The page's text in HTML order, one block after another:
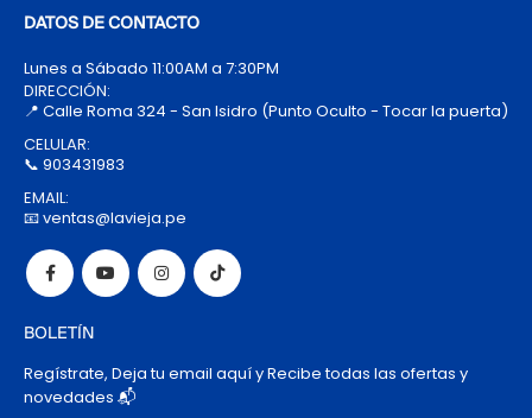
DATOS DE CONTACTO
Lunes a Sábado 11:00AM a 7:30PM
DIRECCIÓN:
📍 Calle Roma 324 - San Isidro (Punto Oculto - Tocar la puerta)
CELULAR:
📞 903431983
EMAIL:
📧 ventas@lavieja.pe
BOLETÍN
Regístrate, Deja tu email aquí y Recibe todas las ofertas y
novedades 📬